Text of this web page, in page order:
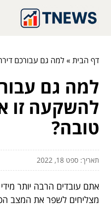
דף הבית»למה גם עבורכם
למה גם
להשקעה זו
טובה?
תאריך: ספט 18, 2022
אתם עובדים הרבה יותר
מצליחים לשפר את המצב